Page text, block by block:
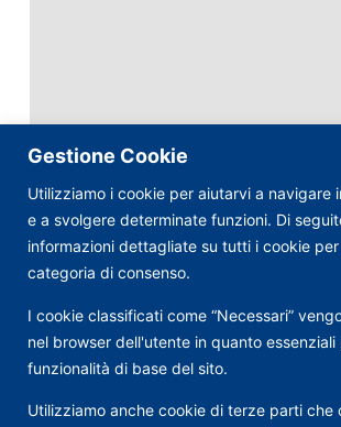
Gestione Cookie
Utilizziamo i cookie per aiutarvi a navigare
e a svolgere determinate funzioni. Di
informazioni dettagliate su tutti i cookie
categoria di consenso.
I cookie classificati come “Necessari”
nel browser dell'utente in quanto
funzionalità di base del sito.
Utilizziamo anche cookie di terze parti che